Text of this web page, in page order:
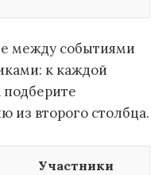
между событиями
к каждой
из второго столбца.
Участники